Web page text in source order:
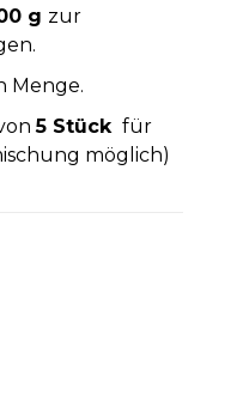
g zur
Menge.
5 Stück für
möglich)